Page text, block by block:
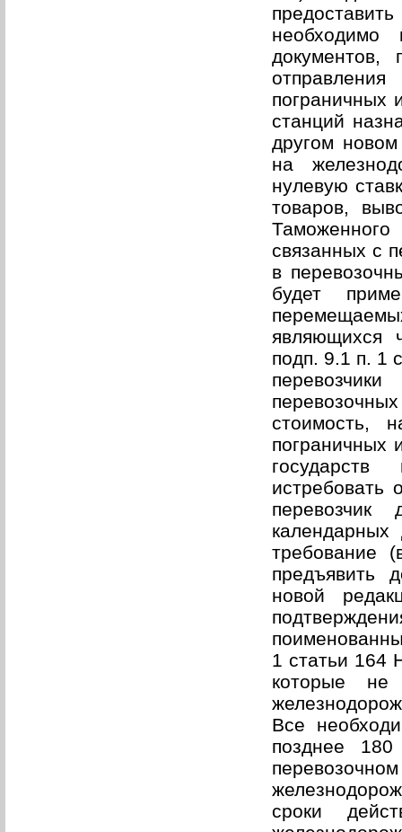
необходимо
документов,
пограничных
станций
другом новом
на
нулевую
товаров,
Таможенного
связанных с
в
будет
являющихся
подп. 9.1 п. 1
стоимость,
пограничных
истребовать
требование
предъявить
новой
1 статьи 164
которые не
Все
позднее
сроки